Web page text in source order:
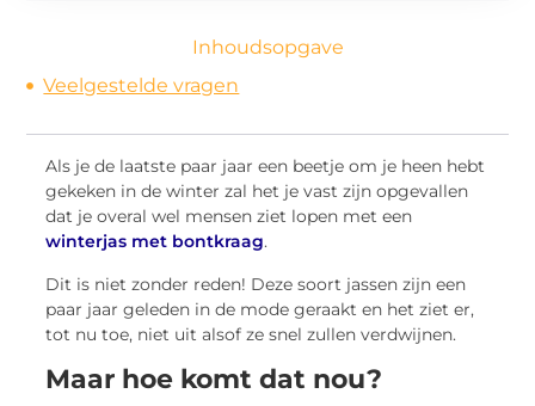
Inhoudsopgave
Veelgestelde vragen
Als je de laatste paar jaar een beetje om je heen hebt
gekeken in de winter zal het je vast zijn opgevallen
dat je overal wel mensen ziet lopen met een
winterjas met bontkraag.
Dit is niet zonder reden! Deze soort jassen zijn een
paar jaar geleden in de mode geraakt en het ziet er,
tot nu toe, niet uit alsof ze snel zullen verdwijnen.
Maar hoe komt dat nou?